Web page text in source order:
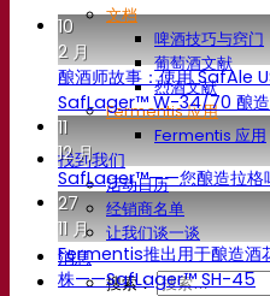
文档
啤酒技巧与窍门
葡萄酒文献
烈酒文献
Fermentis 应用
Fermentis 应用
找到我们
活动日历
经销商名单
让我们谈一谈
消息
搜索：
10
2 月
酿酒师故事：使用
SafLager™ W-34/70 酿造
11
12 月
SafLager™——您酿造拉格
27
11 月
Fermentis推出用于酿造酒
株——SafLager™ SH-45